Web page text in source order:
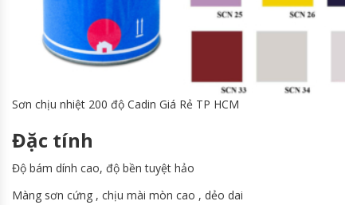
Sơn chịu nhiệt 200 độ Cadin Giá Rẻ TP HCM
Đặc tính
Độ bám dính cao, độ bền tuyệt hảo
Màng sơn cứng , chịu mài mòn cao , dẻo dai